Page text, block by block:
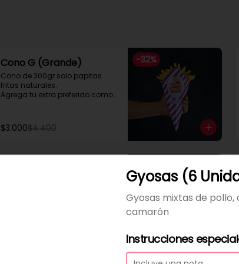
-32%
Cono G (Grande)
Cono de 300gr solo papitas
fritas naturales.
Agrega tu extra preferido como
y mucho mas....
$3.000$4.400
Gyosas (6
Gyosas mixtas de pollo,
camarón
Instrucciones